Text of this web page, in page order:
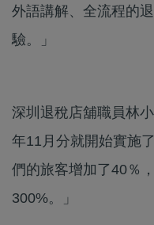
外語講解、全流程的
驗。」
深圳退稅店舖職員林
年11月分就開始實施
們的旅客增加了40％
300%。」